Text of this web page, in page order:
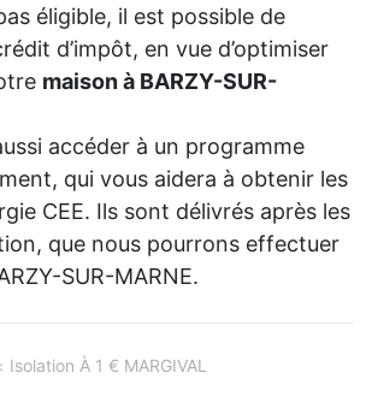
éligible, il est possible de
d’impôt, en vue d’optimiser
maison à BARZY-SUR-
accéder à un programme
qui vous aidera à obtenir les
CEE. Ils sont délivrés après les
que nous pourrons effectuer
SUR-MARNE.
Isolation À 1 € MARGIVAL